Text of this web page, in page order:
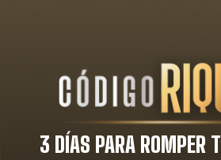
3 DÍAS PARA ROMPER